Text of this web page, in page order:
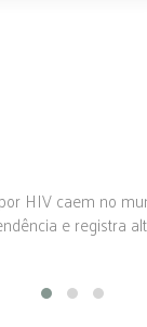
HIV caem no
e registra